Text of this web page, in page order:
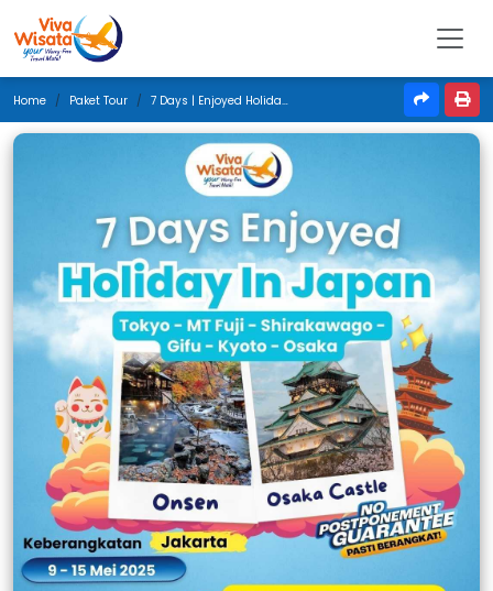
Home Paket Tour 7 Days | Enjoyed Holiday In Japan | Mei 2025